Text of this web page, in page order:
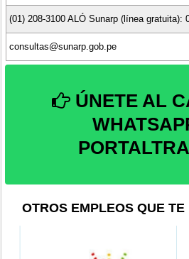
(01) 208-3100 ALÓ Sunarp (línea gratuita):
consultas@sunarp.gob.pe
ÚNETE AL
OTROS EMPLEOS QUE